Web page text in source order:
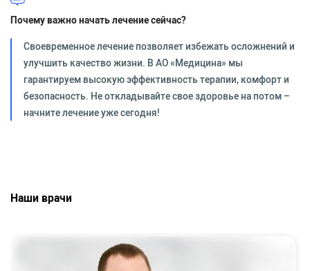
Почему важно начать лечение сейчас?
Своевременное лечение позволяет избежать осложнений и
улучшить качество жизни. В АО «Медицина» мы
гарантируем высокую эффективность терапии, комфорт и
безопасность. Не откладывайте свое здоровье на потом –
начните лечение уже сегодня!
Наши врачи